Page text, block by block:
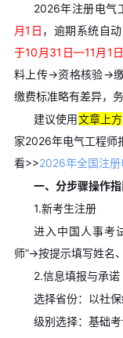
2026年注册电气
月1日 ，逾期系统自
于10月31日—11月1
料上传→资格核验→
缴费标准略有差异，
建议使用文章上方
家2026年电气工程师
看>>2026年全国注
一、分步骤操作
1.新考生注册
进入中国人事考
师”→按提示填写姓名
2.信息填报与承诺
选择省份：以社
级别选择：基础